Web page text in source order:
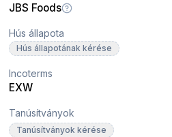
JBS Foods
Hús állapota
Hús állapotának kérése
Incoterms
EXW
Tanúsítványok
Tanúsítványok kérése